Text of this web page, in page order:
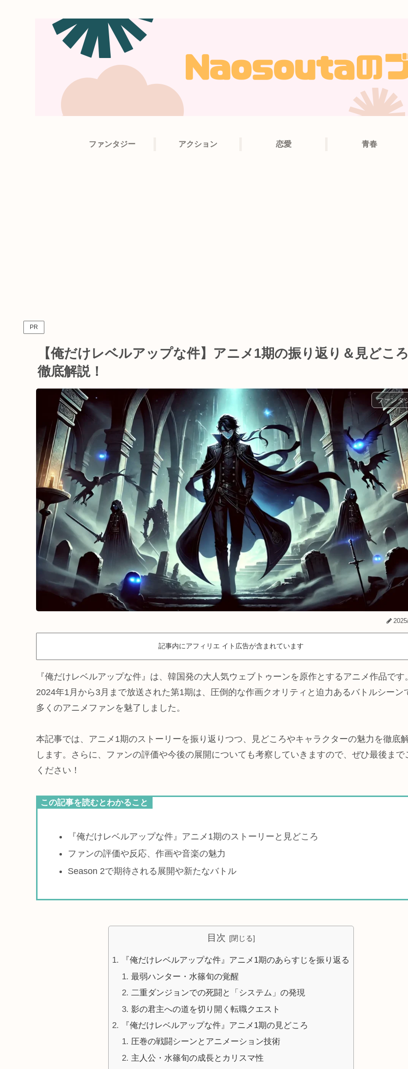
ファンタジー アクション 恋愛 青春
PR
【俺だけレベルアップな件】アニメ1期の振り返り＆見どこ
徹底解説！
ファンタ
記事内にアフィリエ イト広告が含まれています
『俺だけレベルアップな件』は、韓国発の大人気ウェブトゥーンを原作とするアニメ作品です。
2024年1月から3月まで放送された第1期は、圧倒的な作画クオリティと迫力あるバトルシーン
多くのアニメファンを魅了しました。
本記事では、アニメ1期のストーリーを振り返りつつ、見どころやキャラクターの魅力を徹底
します。さらに、ファンの評価や今後の展開についても考察していきますので、ぜひ最後まで
ください！
この記事を読むとわかること
『俺だけレベルアップな件』アニメ1期のストーリーと見どころ
ファンの評価や反応、作画や音楽の魅力
Season 2で期待される展開や新たなバトル
目次
『俺だけレベルアップな件』アニメ1期のあらすじを振り返る
最弱ハンター・水篠旬の覚醒
二重ダンジョンでの死闘と「システム」の発現
影の君主への道を切り開く転職クエスト
『俺だけレベルアップな件』アニメ1期の見どころ
圧巻の戦闘シーンとアニメーション技術
主人公・水篠旬の成長とカリスマ性